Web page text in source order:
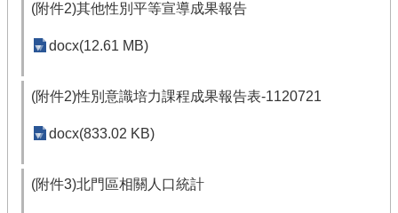
(附件2)其他性別平等宣導成果報告
docx(12.61 MB)
(附件2)性別意識培力課程成果報告表-1120721
docx(833.02 KB)
(附件3)北門區相關人口統計